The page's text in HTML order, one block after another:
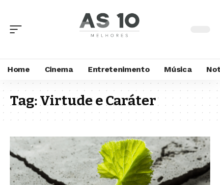
Home Cinema Entretenimento Música
Tag:Virtude e Caráter